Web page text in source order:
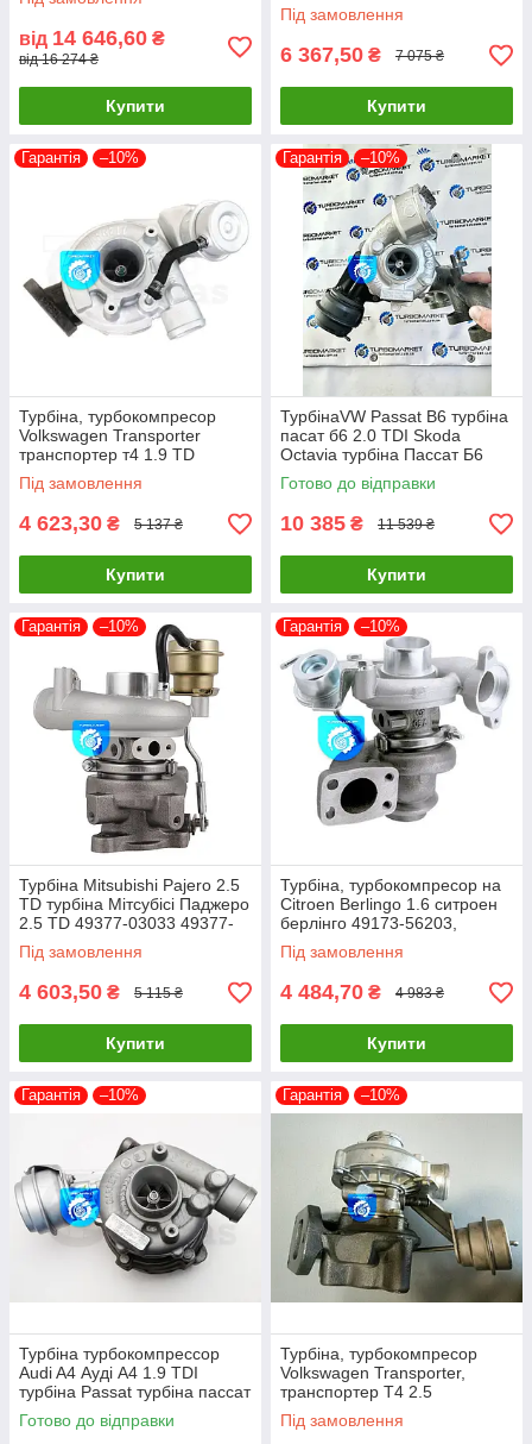
від 14 646,60 ₴
від 16 274 ₴
Купити
Мерседес Віто 2.2, VV19
Під замовлення
6 367,50 ₴ 7 075 ₴
Купити
Гарантія –10%
Турбіна, турбокомпресор
Volkswagen Transporter
транспортер т4 1.9 TD
454064-0001 454064-0002
454064-5001S
Під замовлення
4 623,30 ₴ 5 137 ₴
Купити
Гарантія –10%
ТурбінаVW Passat B6 турбіна
пасат б6 2.0 TDI Skoda
Octavia турбіна Пассат Б6
765261-0004
Готово до відправки
10 385 ₴ 11 539 ₴
Купити
Гарантія –10%
Турбіна Mitsubishi Pajero 2.5
TD турбіна Мітсубісі Паджеро
2.5 TD 49377-03033 49377-
03031
Під замовлення
4 603,50 ₴ 5 115 ₴
Купити
Гарантія –10%
Турбіна, турбокомпресор на
Citroen Berlingo 1.6 ситроен
берлінго 49173-56203,
49173-07502, 49173-07503
Під замовлення
4 484,70 ₴ 4 983 ₴
Купити
Гарантія –10%
Турбіна турбокомпрессор
Audi A4 Ауді А4 1.9 TDI
турбіна Passat турбіна пассат
454231-0001 454231-0003
Готово до відправки
Гарантія –10%
Турбіна, турбокомпресор
Volkswagen Transporter,
транспортер T4 2.5
53149887018 53149707018
074145701A
Під замовлення